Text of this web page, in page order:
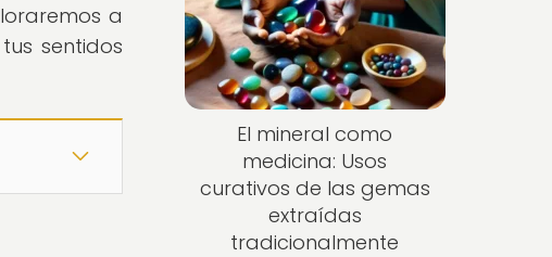
a
sentidos
El mineral como
medicina: Usos
curativos de las gemas
extraídas
tradicionalmente